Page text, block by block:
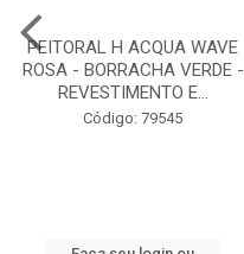
PEITORAL H ACQUA WAVE
ROSA - BORRACHA VERDE -
REVESTIMENTO E...
Código: 79545